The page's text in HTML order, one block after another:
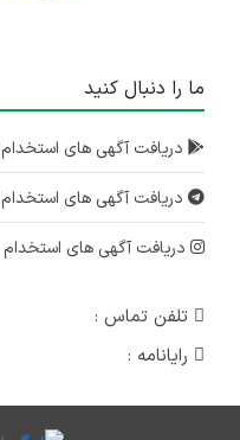
ما را دنبال کنید
دریافت آگهی های
دریافت آگهی های استخدام
دریافت آگهی های استخدام
تلفن تماس :
رایانامه :